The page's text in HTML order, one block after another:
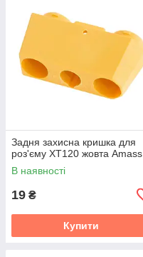
Задня захисна кришка для
роз'єму XT120 жовта Amass
В наявності
19 ₴
Купити